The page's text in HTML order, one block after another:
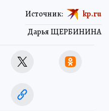
Дарья ЩЕРБИНИНА
Источник: kp.ru